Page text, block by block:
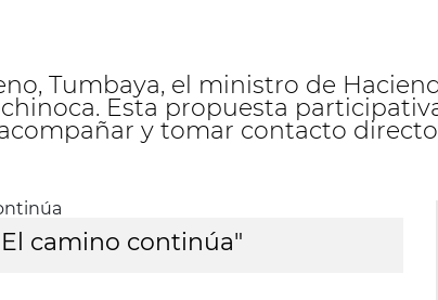
Tumbaya, el ministro de
Esta propuesta
y tomar contacto
camino continúa"